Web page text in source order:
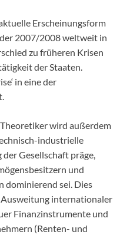
Erscheinungsform
2007/2008 weltweit in
zu früheren Krisen
der Staaten.
in eine der
wird außerdem
industrielle
Gesellschaft präge,
und
dominierend sei. Dies
Ausweitung internationaler
Finanzinstrumente und
(Renten- und